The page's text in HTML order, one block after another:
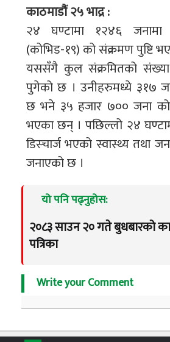
काठमाडौं २५ भाद्र :
२४ घण्टामा १२४६ जनामा
(कोभिड-१९) को संक्रमण पुष्टि
यससँगै कुल संक्रमितको
पुगेको छ । उनीहरुमध्ये ३१७
छ भने ३५ हजार ७०० जना
भएका छन् । पछिल्लो २४
डिस्चार्ज भएको स्वास्थ्य तथा
जनाएको छ ।
यो पनि पढ्नुहोस:
२०८३ साउन २० गते बुधबारको
पत्रिका
Write your Comment